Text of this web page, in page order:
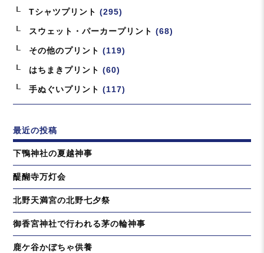
Tシャツプリント (295)
スウェット・パーカープリント (68)
その他のプリント (119)
はちまきプリント (60)
手ぬぐいプリント (117)
最近の投稿
下鴨神社の夏越神事
醍醐寺万灯会
北野天満宮の北野七夕祭
御香宮神社で行われる茅の輪神事
鹿ケ谷かぼちゃ供養